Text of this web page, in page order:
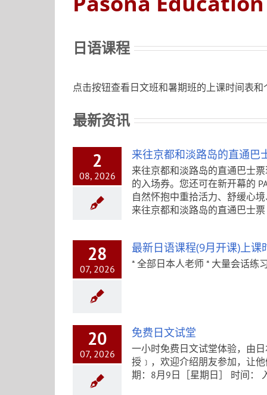
日语课程
点击按钮查看日文班和暑期班的上课时间表和
最新资讯
2
08, 2026
来往京都和淡路岛的直通巴
来往京都和淡路岛的直通巴士票
的入场券。您还可在新开幕的
自然怀抱中重拾活力、舒缓心
来往京都和淡路岛的直通巴士票
28
07, 2026
最新日语课程(9月开课)上课
* 全部日本人老师 * 大量会话练
20
07, 2026
免费日文试堂
一小时免费日文试堂体验，由
授﹞，欢迎介绍朋友参加，让
期：8月9日［星期日］ 时间：